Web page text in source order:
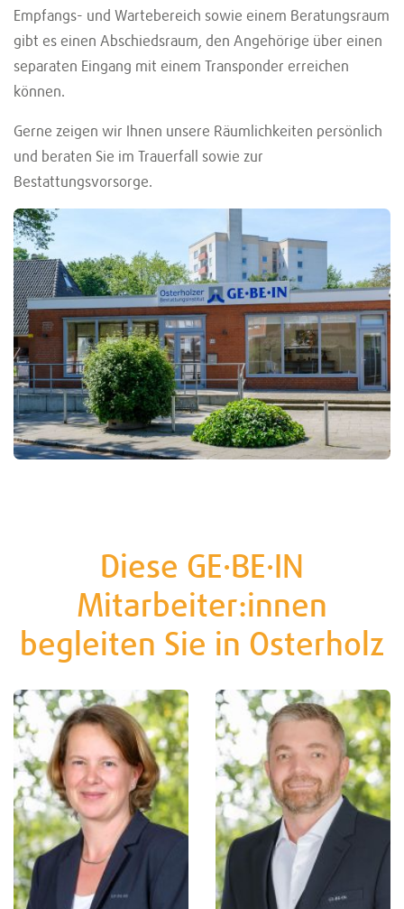
Empfangs- und Wartebereich sowie einem Beratungsraum
gibt es einen Abschiedsraum, den Angehörige über einen
separaten Eingang mit einem Transponder erreichen
können.
Gerne zeigen wir Ihnen unsere Räumlichkeiten persönlich
und beraten Sie im Trauerfall sowie zur
Bestattungsvorsorge.
Diese GE·BE·IN
Mitarbeiter:innen
begleiten Sie in Osterholz